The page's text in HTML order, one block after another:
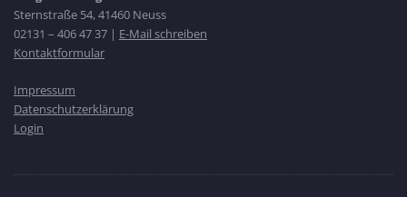
Sternstraße 54, 41460 Neuss
02131 – 406 47 37 | E-Mail schreiben
Kontaktformular
Impressum
Datenschutzerklärung
Login